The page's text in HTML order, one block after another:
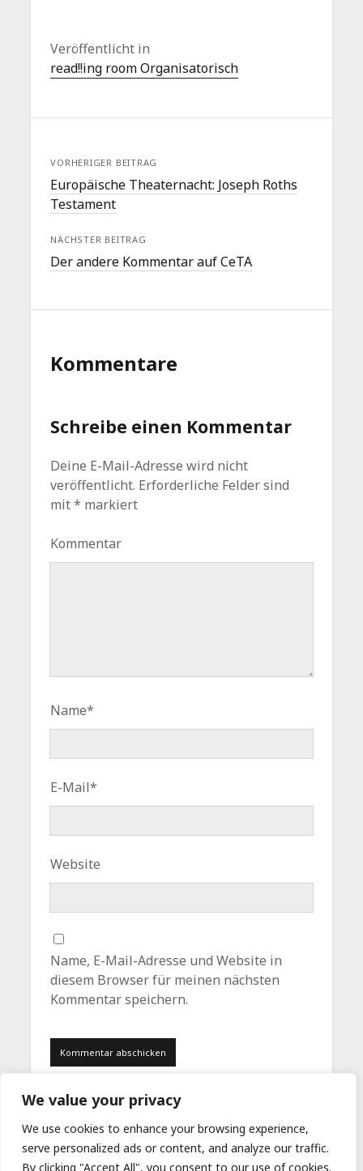
We value your privacy
We use cookies to enhance your browsing experience,
serve personalized ads or content, and analyze our traffic.
By clicking "Accept All", you consent to our use of cookies.
Veröffentlicht in
read!!ing room Organisatorisch
VORHERIGER BEITRAG
Europäische Theaternacht: Joseph Roths
Testament
NÄCHSTER BEITRAG
Der andere Kommentar auf CeTA
Kommentare
Schreibe einen Kommentar
Deine E-Mail-Adresse wird nicht
veröffentlicht. Erforderliche Felder sind
mit* markiert
Kommentar
Name*
E-Mail*
Website
Name, E-Mail-Adresse und Website in
diesem Browser für meinen nächsten
Kommentar speichern.